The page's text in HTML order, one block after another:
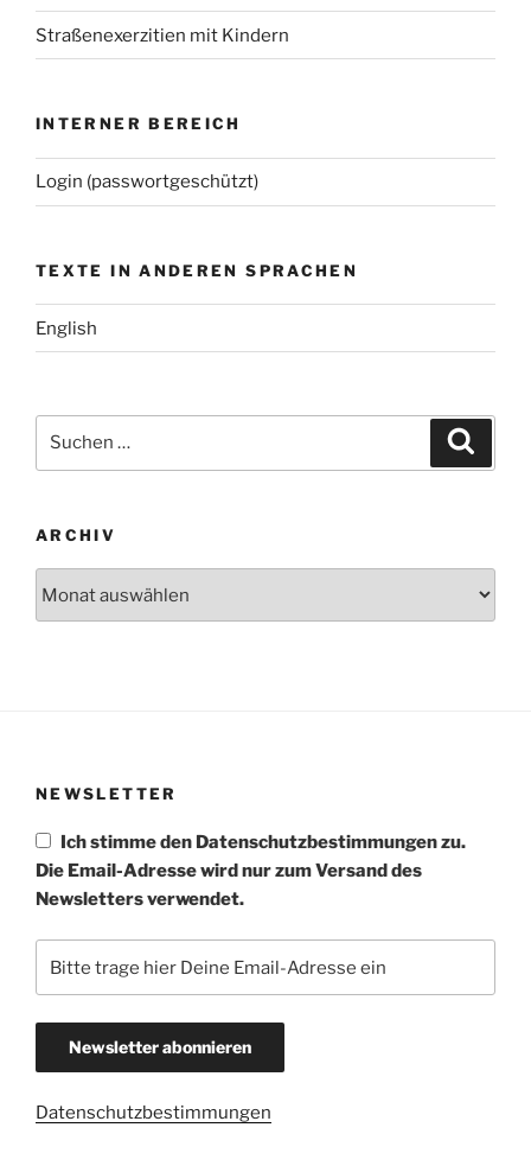
Straßenexerzitien mit Kindern
INTERNER BEREICH
Login (passwortgeschützt)
TEXTE IN ANDEREN SPRACHEN
English
nach:
ARCHIV
NEWSLETTER
Ich stimme den Datenschutzbestimmungen zu.
Die Email-Adresse wird nur zum Versand des
Newsletters verwendet.
Datenschutzbestimmungen